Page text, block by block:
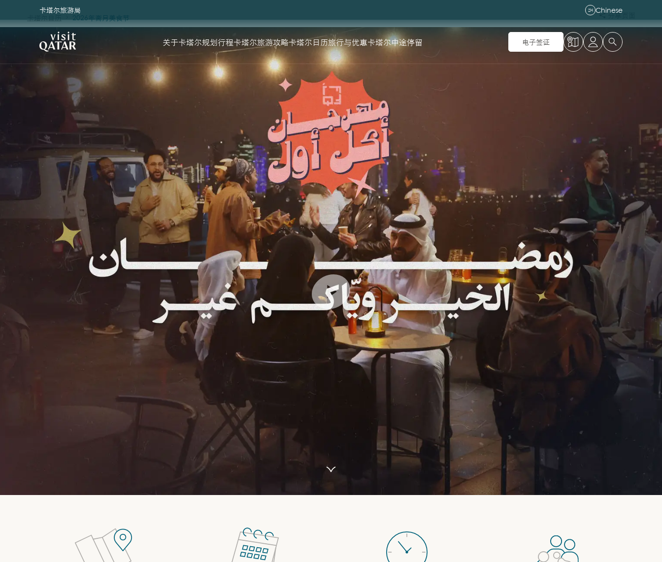
VisitQatar 首页
卡塔尔旅游局 ZH Chinese
关于卡塔尔规划行程卡塔尔旅游攻略卡塔尔日历旅行与优惠卡塔尔中途停留 电子签证
卡塔尔日历 2026年斋月美食节
分享页面
怀旧美食节
品味、探索与庆祝：怀旧美食节以更盛大、更热闹的姿态重返卡塔尔。享受经典风味，发现全新惊喜，沉浸在怀旧与现代活